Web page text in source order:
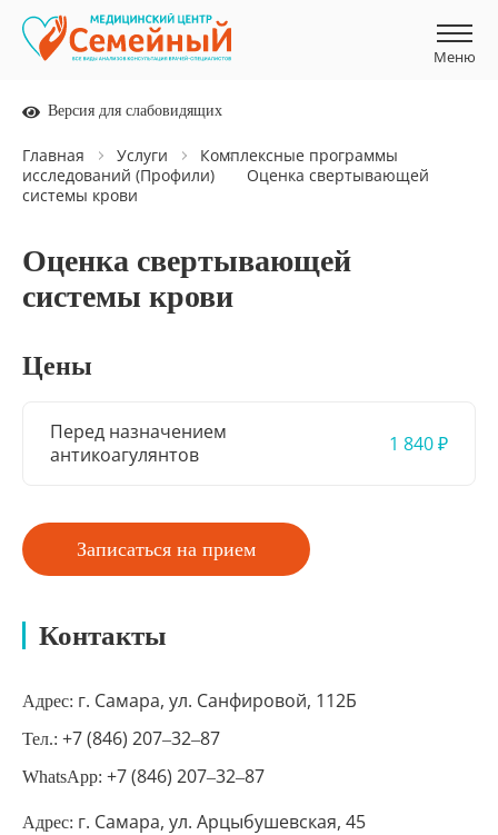
Меню
Меню
Версия для слабовидящих
Главная Услуги
Комплексные программы
исследований (Профили)
Оценка свертывающей
системы крови
Оценка свертывающей
системы крови
Цены
Перед назначением
антикоагулянтов
1 840 ₽
Записаться на прием
Контакты
Адрес: г. Самара, ул. Санфировой, 112Б
Тел.: +7 (846) 207‒32‒87
WhatsApp: +7 (846) 207‒32‒87
Адрес: г. Самара, ул. Арцыбушевская, 45